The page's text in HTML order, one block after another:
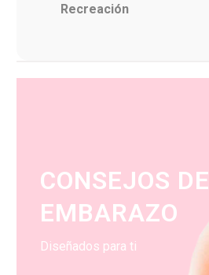
Recreación
CONSEJOS DE
EMBARAZO
Diseñados para ti